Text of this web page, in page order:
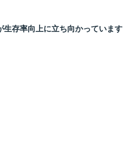
存率向上に立ち向かっています